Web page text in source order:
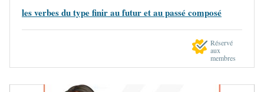
les verbes du type finir au futur et au passé composé
Réservé
aux
membres